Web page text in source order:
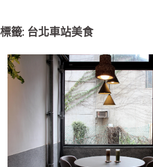
標籤: 台北車站美食